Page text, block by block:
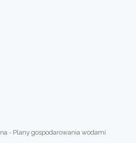
- Plany gospodarowania wodami